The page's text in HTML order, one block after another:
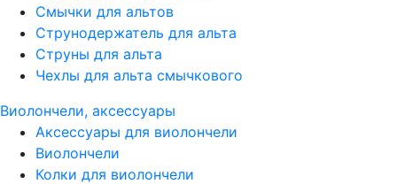
Смычки для альтов
Струнодержатель для альта
Струны для альта
Чехлы для альта смычкового
Виолончели, аксессуары
Аксессуары для виолончели
Виолончели
Колки для виолончели